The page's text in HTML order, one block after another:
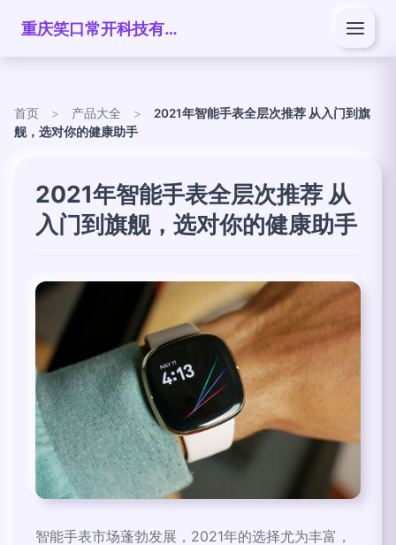
重庆笑口常开科技有限公司
首页 > 产品大全 >
2021年智能手表全层次推荐 从入门到旗
舰，选对你的健康助手
2021年智能手表全层次推荐 从
入门到旗舰，选对你的健康助手
智能手表市场蓬勃发展，2021年的选择尤为丰富，